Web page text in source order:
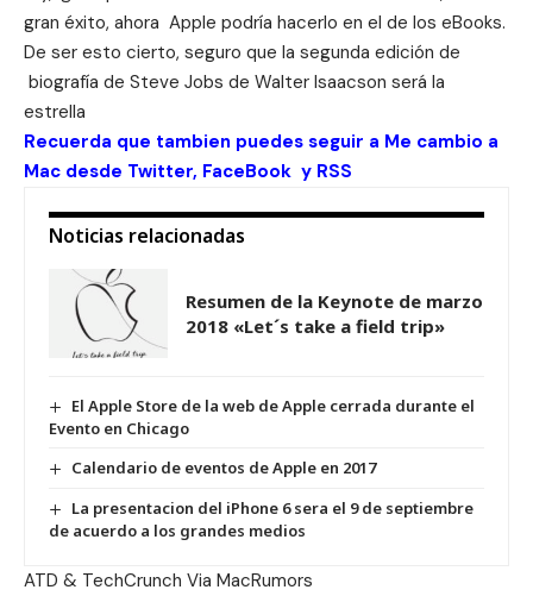
gran éxito, ahora Apple podría hacerlo en el de los eBooks.
De ser esto cierto, seguro que la segunda edición de
biografía de Steve Jobs de Walter Isaacson será la
estrella
Recuerda que tambien puedes seguir a Me cambio a
Mac desde Twitter, FaceBook y RSS
Noticias relacionadas
Resumen de la Keynote de marzo
2018 «Let´s take a field trip»
El Apple Store de la web de Apple cerrada durante el
Evento en Chicago
Calendario de eventos de Apple en 2017
La presentacion del iPhone 6 sera el 9 de septiembre
de acuerdo a los grandes medios
ATD & TechCrunch Via MacRumors